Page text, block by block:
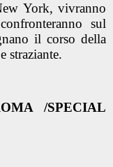
York, vivranno
sul
il corso della
straziante.
/SPECIAL